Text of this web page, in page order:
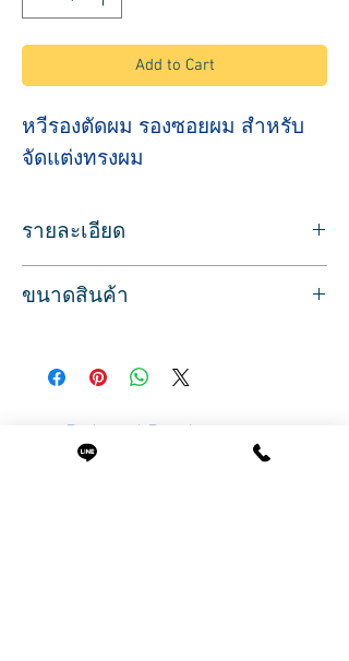
Add to Cart
หวีรองตัดผม รองซอยผม สำหรับ
จัดแต่งทรงผม
รายละเอียด
ซอยผม
ทำจากวัสดุพลาสติกคุณภาพ แข็งแรง
เช็ดล้างทำความสะอาดได้ โดยไม่ทำลาย
คุณภาพของหวี
ขนาดสินค้า
ยาว 23 ซม.
น้ำหนัก 0.016 ซม.
Related Products